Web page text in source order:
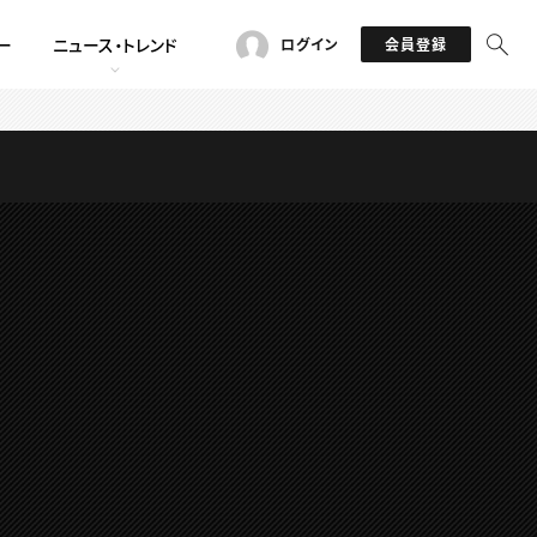
ニュース・トレンド ログイン 会員登録